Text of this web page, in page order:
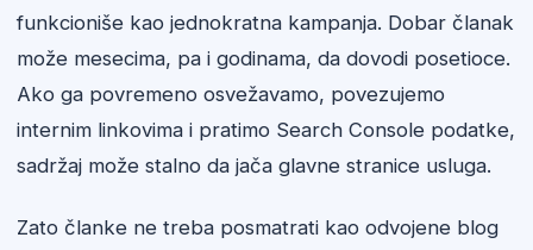
funkcioniše kao jednokratna kampanja. Dobar članak
može mesecima, pa i godinama, da dovodi posetioce.
Ako ga povremeno osvežavamo, povezujemo
internim linkovima i pratimo Search Console podatke,
sadržaj može stalno da jača glavne stranice usluga.
Zato članke ne treba posmatrati kao odvojene blog